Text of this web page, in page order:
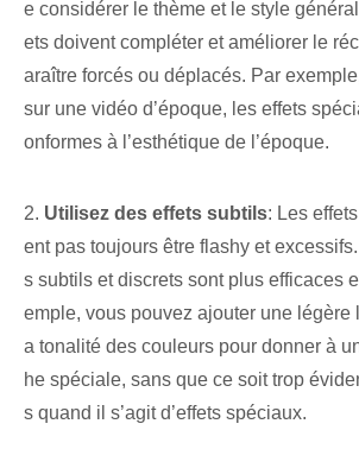
e considérer le thème et le style
ets doivent compléter et améliorer le
araître forcés ou déplacés. Par
sur une vidéo d’époque, les effets
onformes à l’esthétique de l’époque.
2. Utilisez des effets subtils: Les
ent pas toujours être flashy et
s subtils et discrets sont plus efficaces
emple, vous pouvez ajouter une légère
a tonalité des couleurs pour donner à
he spéciale, sans que ce soit trop
s quand il s’agit d’effets spéciaux.